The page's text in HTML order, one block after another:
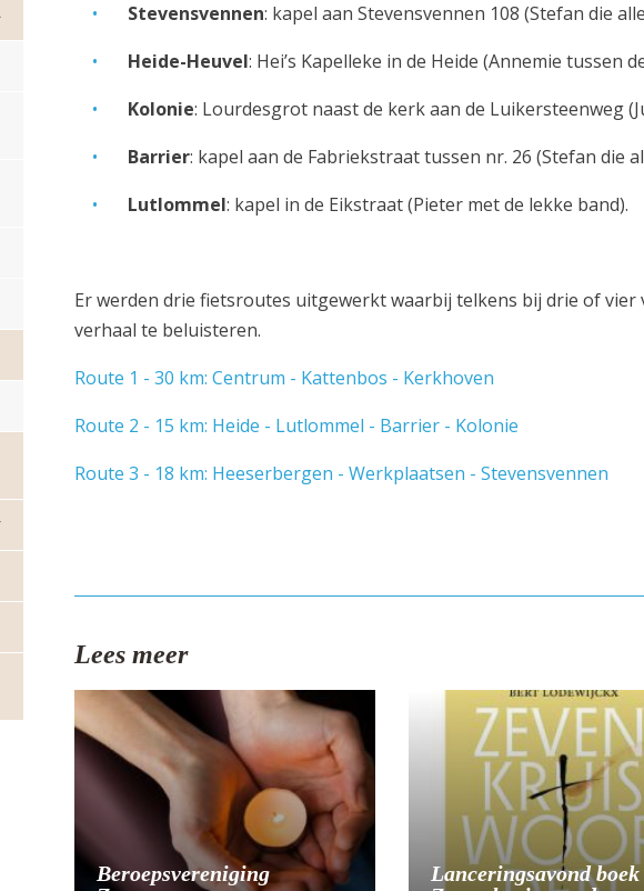
Stevensvennen: kapel aan Stevensvennen 108 (Stefan die
Heide-Heuvel: Hei’s Kapelleke in de Heide (Annemie tussen
Kolonie: Lourdesgrot naast de kerk aan de Luikersteenweg
Barrier: kapel aan de Fabriekstraat tussen nr. 26 (Stefan die
Lutlommel: kapel in de Eikstraat (Pieter met de lekke band).
Er werden drie fietsroutes uitgewerkt waarbij telkens bij drie of
verhaal te beluisteren.
Route 1 - 30 km: Centrum - Kattenbos - Kerkhoven
Route 2 - 15 km: Heide - Lutlommel - Barrier - Kolonie
Route 3 - 18 km: Heeserbergen - Werkplaatsen - Stevensvennen
Lees meer
Beroepsvereniging
Lanceringsavond boek